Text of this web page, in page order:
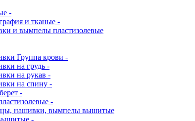
-
и тканые -
и вымпелы пластизолевые
Группа крови -
на грудь -
на рукав -
на спину -
-
-
нашивки, вымпелы вышитые
-